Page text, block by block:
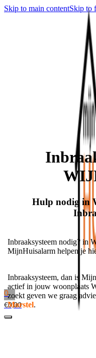
Skip to main contentSkip to
0
€0,00
Hulp nodig in
Inbraaksysteem nodig? in
MijnHuisalarm helpen je
Inbraaksysteem, dan is
actief in jouw woonplaats
zoekt geven we graag
Morstel.